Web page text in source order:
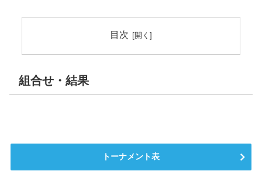
目次
組合せ・結果
トーナメント表